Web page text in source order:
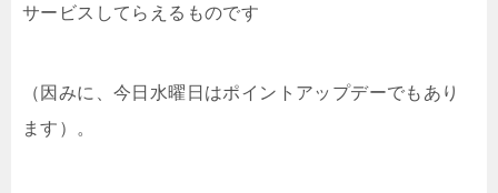
サービスしてらえるものです
（因みに、今日水曜日はポイントアップデーでもあり
ます）。